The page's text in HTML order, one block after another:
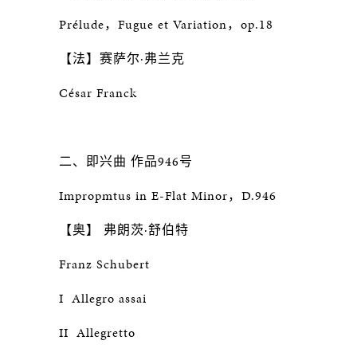
Prélude，Fugue et Variation，op.18
【法】赛萨尔·弗兰克
César Franck
二、即兴曲 作品946号
Impropmtus in E-Flat Minor，D.946
【奥】 弗朗茨·舒伯特
Franz Schubert
I Allegro assai
II Allegretto